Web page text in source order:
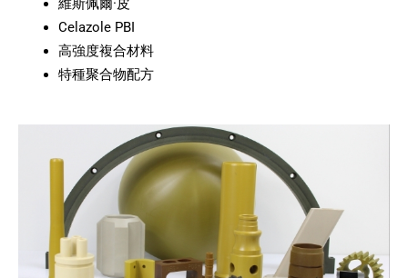
維斯佩爾·皮
Celazole PBI
高強度複合材料
特種聚合物配方